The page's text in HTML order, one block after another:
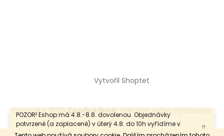
POZOR! Eshop má 4.8.-8.8. dovolenou. Objednávky
potvrzené (a zaplacené) v úterý 4.8. do 10h vyřídíme v
tentýž den. Objednávky potvrzené po tomto datu vyřídíme
Vytvořil Shoptet
Copyright 2026Copánkárna. Všechna práva vyhrazena.